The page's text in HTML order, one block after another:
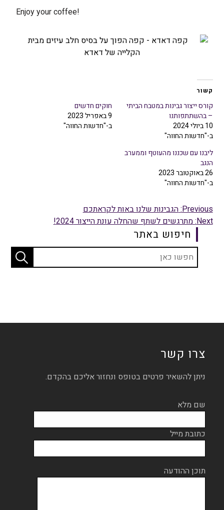
Enjoy your coffee!
קשור
קורס ייצור גבינות במטבח הביתי
– בהשתתפותנו
10 ביולי 2024
ב-"חדשות החווה"
חוקים חדשים
9 באפריל 2023
ב-"חדשות החווה"
ליבנו עם שכננו מהעוטף וממערב
הנגב
26 באוקטובר 2023
ב-"חדשות החווה"
Previous: הגבינות שלנו באות לקראתכם
Next: מתרגשים לשתף שהחלה עונת הייצור 2024!
חיפוש באתר
צרו קשר
ניתן להשאיר פרטים בטופס ונחזור אליכם בהקדם.
שם מלא
כתובת מייל
תוכן ההודעה